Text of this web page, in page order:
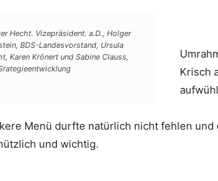
Hecht. Vizepräsident. a.D., Holger
BDS-Landesvorstand, Ursula
Karen Krönert und Sabine Clauss,
Krisch
Menü durfte natürlich nicht fehlen
und wichtig.